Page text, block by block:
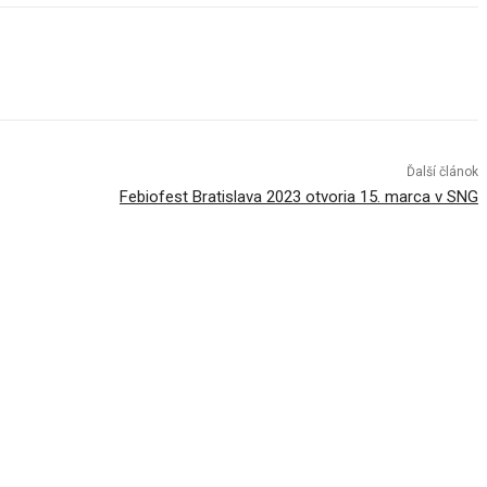
Ďalší článok
Febiofest Bratislava 2023 otvoria 15. marca v SNG